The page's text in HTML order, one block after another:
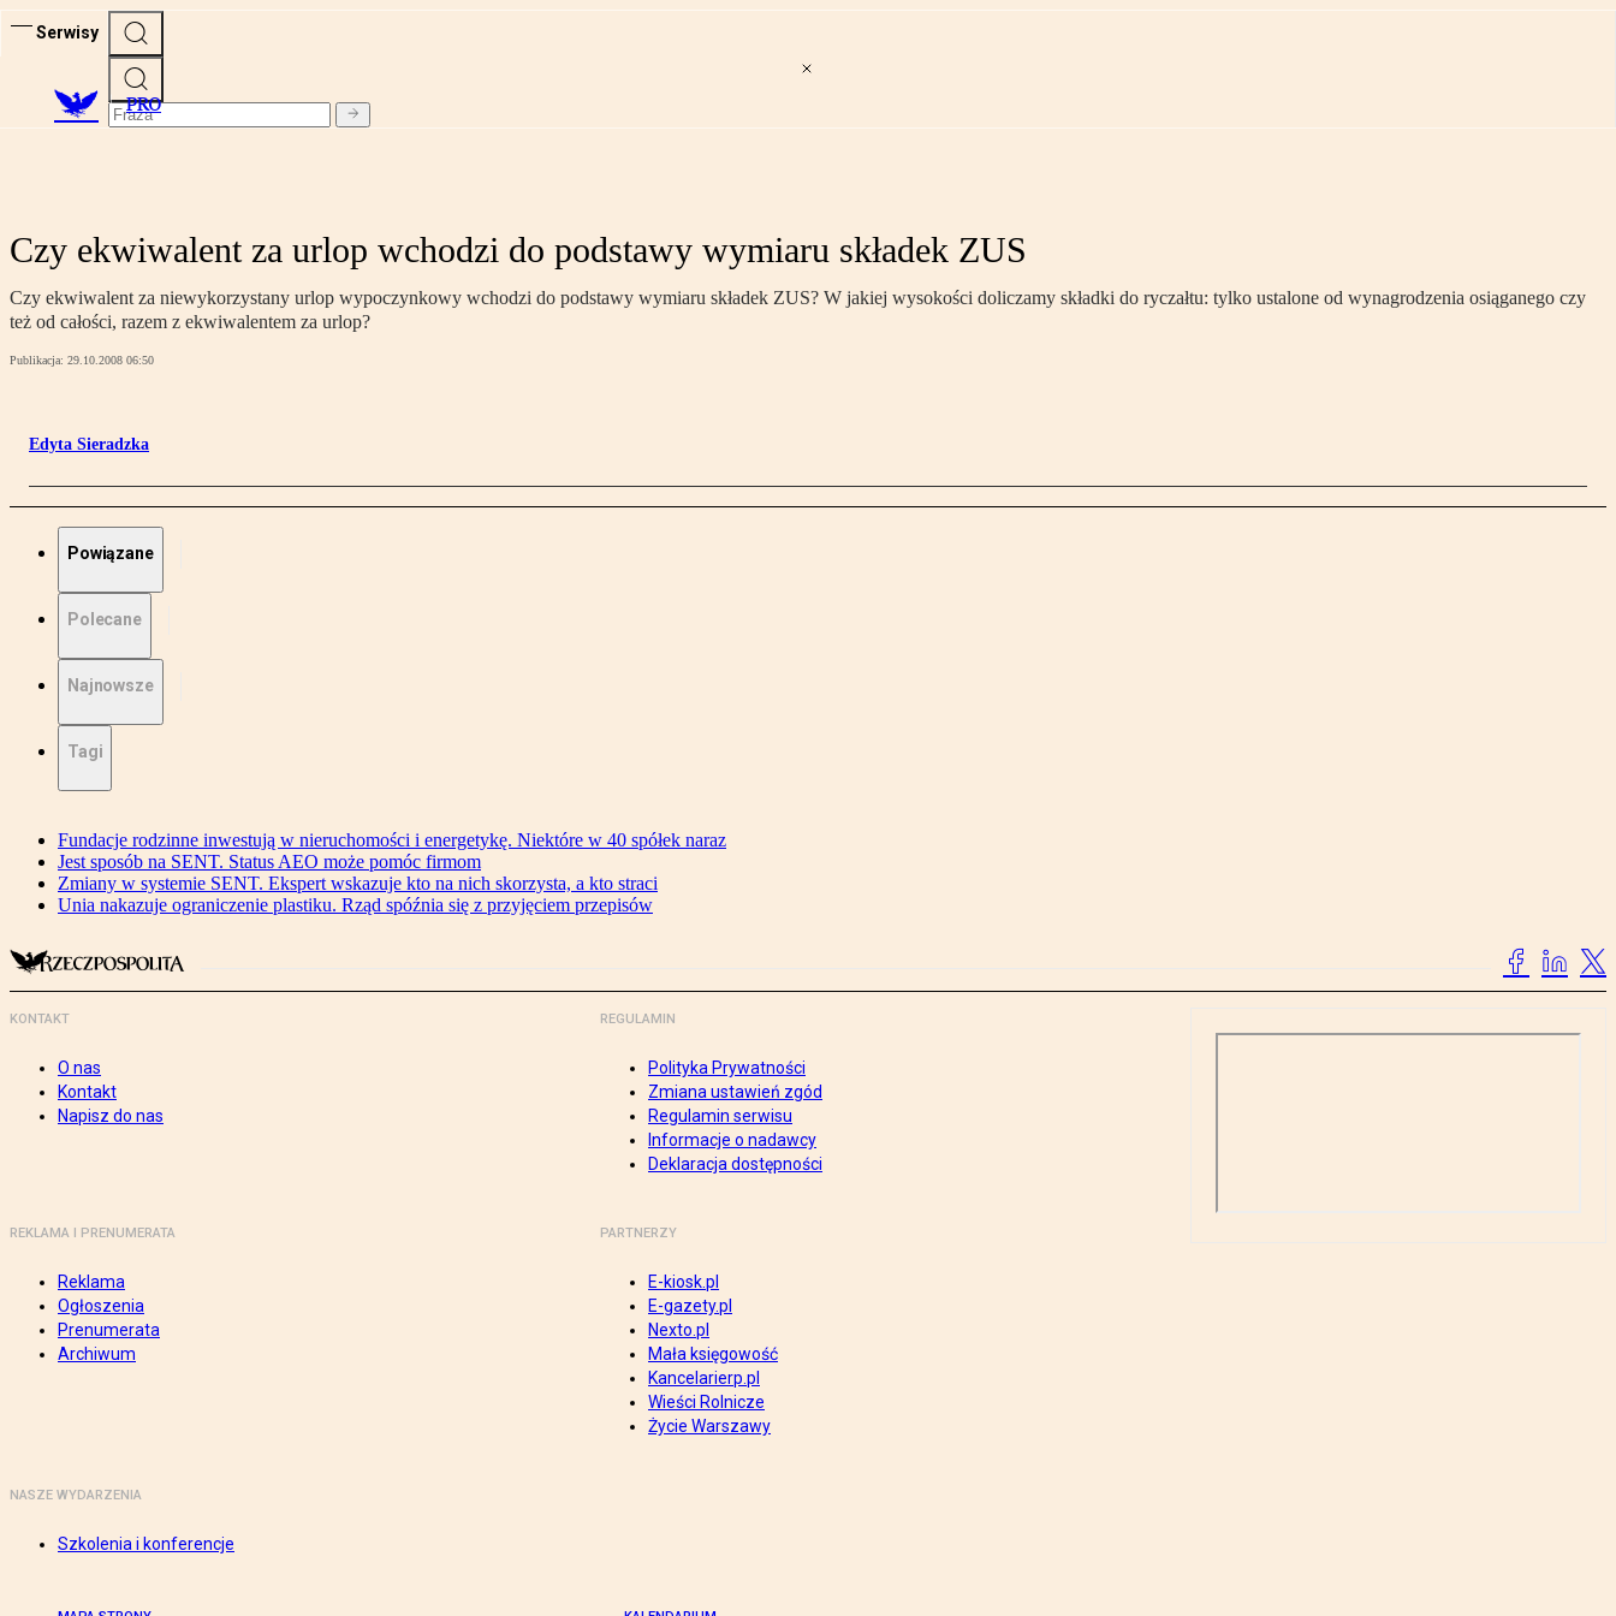
Serwisy
PRO
Czy ekwiwalent za urlop wchodzi do podstawy wymiaru składek ZUS
Czy ekwiwalent za niewykorzystany urlop wypoczynkowy wchodzi do podstawy wymiaru składek ZUS? W jakiej wysokości doliczamy składki do ryczałtu: tylko ustalone od wynagrodzenia osiąganego czy
też od całości, razem z ekwiwalentem za urlop?
Publikacja: 29.10.2008 06:50
Edyta Sieradzka
Powiązane
Polecane
Najnowsze
Tagi
Fundacje rodzinne inwestują w nieruchomości i energetykę. Niektóre w 40 spółek naraz
Jest sposób na SENT. Status AEO może pomóc firmom
Zmiany w systemie SENT. Ekspert wskazuje kto na nich skorzysta, a kto straci
Unia nakazuje ograniczenie plastiku. Rząd spóźnia się z przyjęciem przepisów
KONTAKT
O nas
Kontakt
Napisz do nas
REGULAMIN
Polityka Prywatności
Zmiana ustawień zgód
Regulamin serwisu
Informacje o nadawcy
Deklaracja dostępności
REKLAMA I PRENUMERATA
Reklama
Ogłoszenia
Prenumerata
Archiwum
PARTNERZY
E-kiosk.pl
E-gazety.pl
Nexto.pl
Mała księgowość
Kancelarierp.pl
Wieści Rolnicze
Życie Warszawy
NASZE WYDARZENIA
Szkolenia i konferencje